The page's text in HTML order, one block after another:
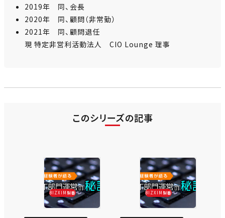
2019年 同、会長
2020年 同、顧問（非常勤）
2021年 同、顧問退任
現 特定非営利活動法人 CIO Lounge 理事
このシリーズの記事
BIZXIM製番 BIZXIM製番